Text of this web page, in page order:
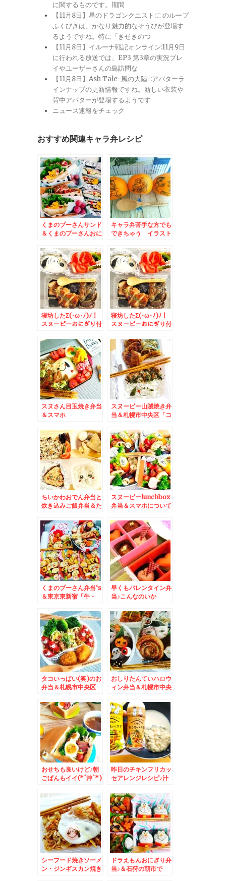
に関するものです。期間
【11月8日】星のドラゴンクエスト:このループ
ふくびきは、かなり魅力的なそうびが登場す
るようですね。特に「きせきのつ
【11月8日】イルーナ戦記オンライン:11月9日
に行われる放送では、EP3 第3章の実況プレ
イやユーザーさんの島訪問な
【11月8日】Ash Tale-風の大陸-:アバターラ
インナップの更新情報ですね。新しい衣装や
背中アバターが登場するようです
ニュース速報をチェック
おすすめ関連キャラ弁レシピ
くまのプーさんサンド
＆くまのプーさんおに
キャラ弁苦手な方でも
できちゃう イラスト
しょう？？＆北海道で
の冬場の移動につい
て。
寝坊したΣ(･ω･ﾉ)ﾉ！
スヌーピーおにぎり付
寝坊したΣ(･ω･ﾉ)ﾉ！
スヌーピーおにぎり付
スヌさん目玉焼き弁当
＆スマホ
時間は自分で作るもの
(*-ω-)
スヌーピー山賊焼き弁
当＆札幌市中央区「コ
ぐり」さんのちくわパ
ンとか♪
ちいかわおでん弁当と
炊き込みご飯弁当＆た
プ～得意の豚足煮込み
とニックジャガー♪
スヌーピーlunchbox
弁当＆スマホについて
くださいm(__)m
くまのプーさん弁当‘s
＆東京東新宿「牛・
山根商店」さんの牛も
つ煮込みも逸品で串物
全般うますぎる～＾＾
♪
早くもバレンタイン弁
当♪こんなのいか
タコいっぱい(笑)のお
弁当＆札幌市中央区
店」さんがありがたす
ぎる～
おしりたんていハロウ
ィン弁当＆札幌市中央
の「えびとほうれん草
のトマトクリーム」う
ま(*´艸`*)
おせちも良いけど♪朝
ごぱんもイイ(*´艸`*)
昨日のチキンフリカッ
セアレンジレシピ♪汁
タ♪勝手に福岡コラボ
レシピ♪
シーフード焼きソーメ
ン・ジンギスカン焼き
ドラえもんおにぎり弁
当♪＆石狩の朝市で